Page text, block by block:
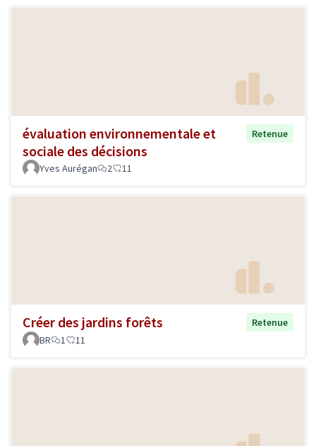
évaluation environnementale et
sociale des décisions
Retenue
Yves Aurégan 2 11
Créer des jardins forêts
Retenue
BR
1 11